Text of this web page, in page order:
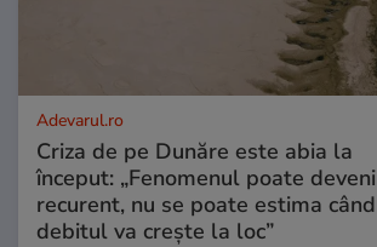
Adevarul.ro
Criza de pe Dunăre este abia la
început: „Fenomenul poate deveni
recurent, nu se poate estima când
debitul va crește la loc”